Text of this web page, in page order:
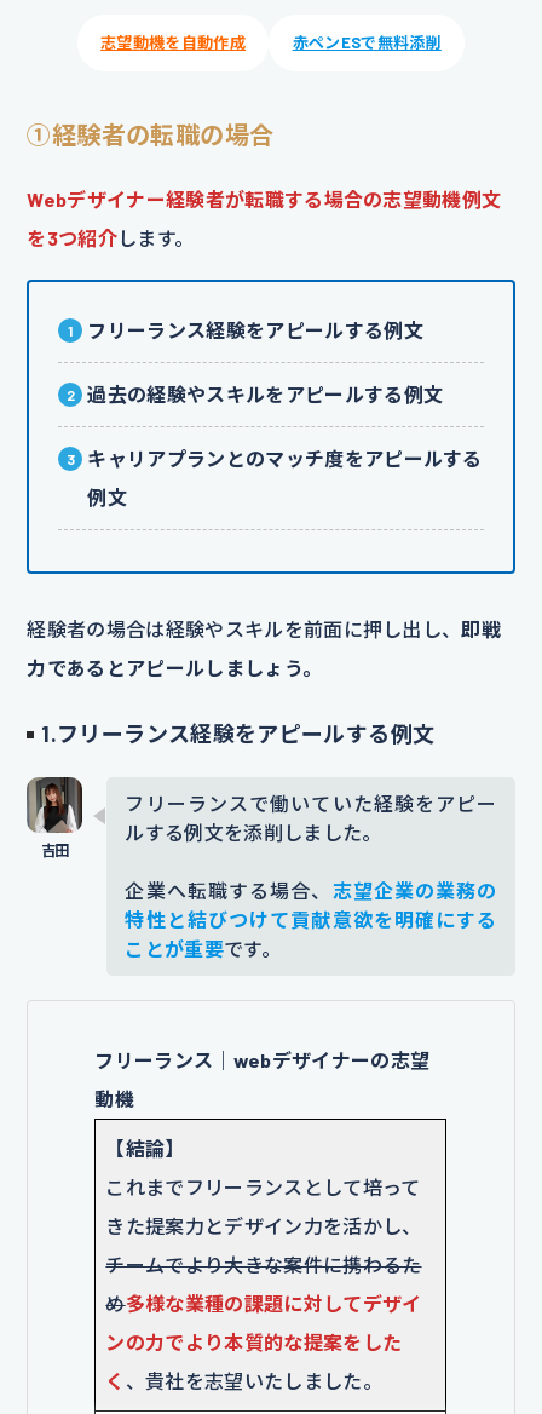
志望動機を自動作成 赤ペンESで無料添削
①経験者の転職の場合
Webデザイナー経験者が転職する場合の志望動機例文
を3つ紹介 します。
フリーランス経験をアピールする例文
過去の経験やスキルをアピールする例文
キャリアプランとのマッチ度をアピールする
例文
経験者の場合は経験やスキルを前面に押し出し、即戦
力であるとアピールしましょう。
1.フリーランス経験をアピールする例文
フリーランスで働いていた経験をアピー
ルする例文を添削しました。
企業へ転職する場合、 志望企業の業務の
特性と結びつけて貢献意欲を明確にする
ことが重要です。
フリーランス｜webデザイナーの志望
動機
【結論】
これまでフリーランスとして培って
きた提案力とデザイン力を活かし、
チームでより大きな案件に携わるた
め多様な業種の課題に対してデザイ
ンの力でより本質的な提案をした
く 、貴社を志望いたしました。